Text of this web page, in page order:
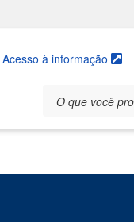
Acesso à informação